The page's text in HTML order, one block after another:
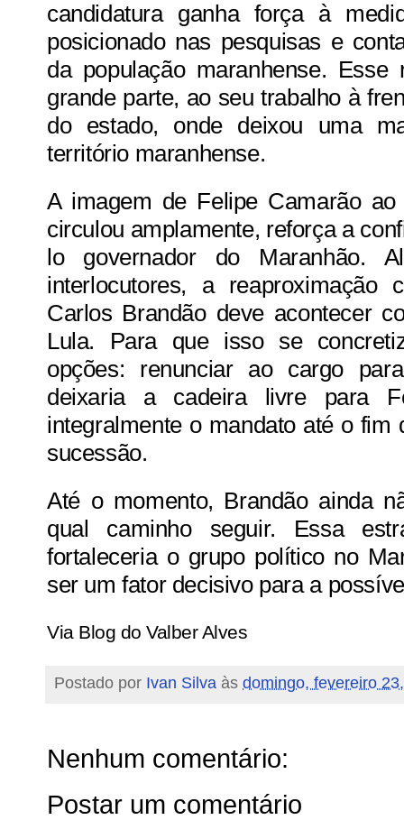
candidatura ganha força à
posicionado nas pesquisas e
da população maranhense.
grande parte, ao seu trabalho à
do estado, onde deixou uma
território maranhense.
A imagem de Felipe Camarão
circulou amplamente, reforça a
lo governador do Maranhão.
interlocutores, a
Carlos Brandão deve acontecer
Lula. Para que isso se
opções: renunciar ao cargo
deixaria a cadeira livre para
integralmente o mandato até o fim
sucessão.
Até o momento, Brandão ainda
qual caminho seguir. Essa
fortaleceria o grupo político no
ser um fator decisivo para a
Via Blog do Valber Alves
Postado por Ivan Silva às domingo, fevereiro
Nenhum comentário:
Postar um comentário